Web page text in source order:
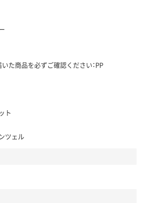
商品を必ずご確認ください：PP
ト
ツェル